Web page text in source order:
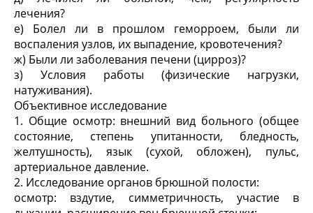
лечения?
е) Болел ли в прошлом геморроем, были ли
воспаления узлов, их выпадение, кровотечения?
ж) Были ли заболевания печени (цирроз)?
з) Условия работы (физические нагрузки,
натуживания).
Объективное исследование
1. Общие осмотр: внешний вид больного (общее
состояние, степень упитанности, бледность,
желтушность), язык (сухой, обложен), пульс,
артериальное давление.
2. Исследование органов брюшной полости:
осмотр: вздутие, симметричность, участие в